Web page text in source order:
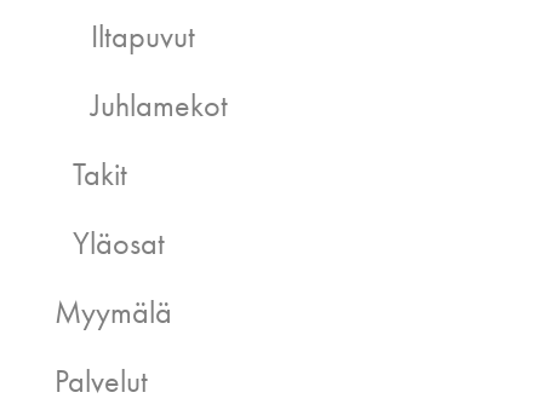
Iltapuvut
Juhlamekot
Takit
Yläosat
Myymälä
Palvelut